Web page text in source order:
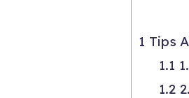
1 Tips
1.1
1.2